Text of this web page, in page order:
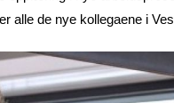
alle de nye kollegaene i